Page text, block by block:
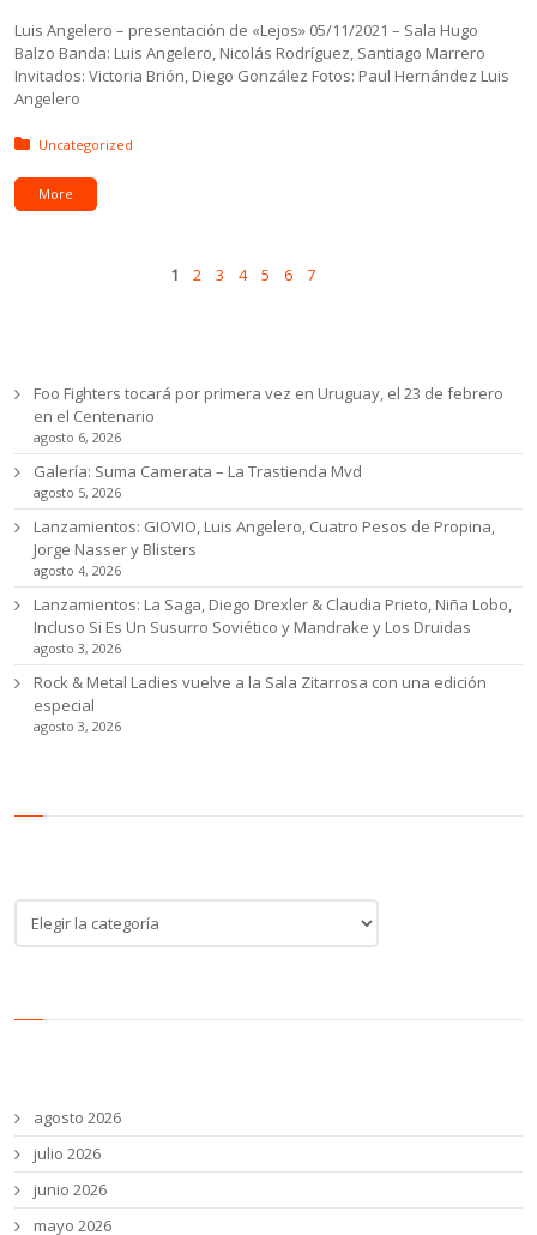
Luis Angelero – presentación de «Lejos» 05/11/2021 – Sala Hugo
Balzo Banda: Luis Angelero, Nicolás Rodríguez, Santiago Marrero
Invitados: Victoria Brión, Diego González Fotos: Paul Hernández Luis
Angelero
Posted in:
Uncategorized
More
Pages
1 2 3 4 5 6 7
Foo Fighters tocará por primera vez en Uruguay, el 23 de febrero
en el Centenario
agosto 6, 2026
Galería: Suma Camerata – La Trastienda Mvd
agosto 5, 2026
Lanzamientos: GIOVIO, Luis Angelero, Cuatro Pesos de Propina,
Jorge Nasser y Blisters
agosto 4, 2026
Lanzamientos: La Saga, Diego Drexler & Claudia Prieto, Niña Lobo,
Incluso Si Es Un Susurro Soviético y Mandrake y Los Druidas
agosto 3, 2026
Rock & Metal Ladies vuelve a la Sala Zitarrosa con una edición
especial
agosto 3, 2026
Categoría
de
noticias
agosto 2026
julio 2026
junio 2026
mayo 2026